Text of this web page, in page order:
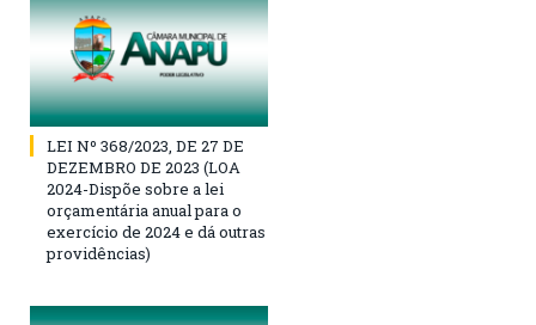
LEI Nº 368/2023, DE 27 DE
DEZEMBRO DE 2023 (LOA
2024-Dispõe sobre a lei
orçamentária anual para o
exercício de 2024 e dá outras
providências)